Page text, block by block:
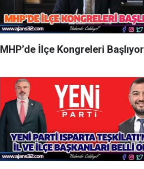
MHP’de İlçe Kongreleri Başlıyor